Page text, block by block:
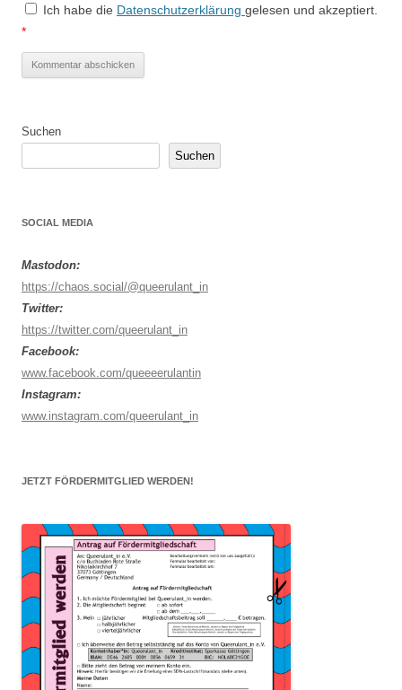
Ich habe die Datenschutzerklärung gelesen und akzeptiert.
*
Suchen
Suchen
SOCIAL MEDIA
Mastodon:
https://chaos.social/@queerulant_in
Twitter:
https://twitter.com/queerulant_in
Facebook:
www.facebook.com/queeeerulantin
Instagram:
www.instagram.com/queerulant_in
JETZT FÖRDERMITGLIED WERDEN!